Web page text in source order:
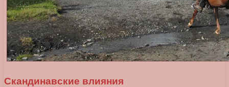
Скандинавские влияния